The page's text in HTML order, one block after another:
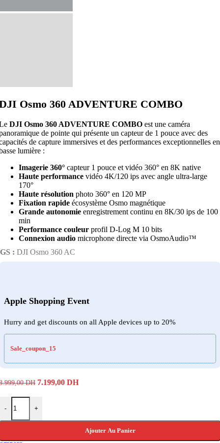
Osmo 360 ADVENTURE COMBO
DJI Osmo 360 ADVENTURE COMBO est une caméra
de pointe qui présente un capteur de 1 pouce avec des
de capture immersives et des performances exceptionnelles en
lumière :
Imagerie 360° capteur 1 pouce et vidéo 360° en 8K native
Haute performance vidéo 4K/120 ips avec angle ultra-large
170°
Haute résolution photo 360° en 120 MP
Fixation rapide écosystème Osmo magnétique
Grande autonomie enregistrement continu en 8K/30 ips de 100
min
Performance couleur profil D-Log M 10 bits
Connexion audio microphone directe via OsmoAudio™
: DJI Osmo 360 AC
Apple Shopping Event
Hurry and get discounts on all Apple devices up to 20%
Sale_coupon_15
DH Le
était :
7.199,00 DHLe
-
de DJI Osmo 360 ADVENTURE COMBO
+
Ajouter Au Panier